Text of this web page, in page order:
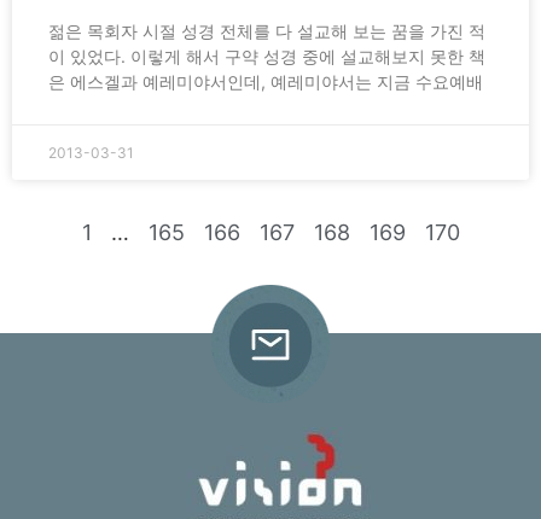
젊은 목회자 시절 성경 전체를 다 설교해 보는 꿈을 가진 적
이 있었다. 이렇게 해서 구약 성경 중에 설교해보지 못한 책
은 에스겔과 예레미야서인데, 예레미야서는 지금 수요예배
2013-03-31
1 … 165 166 167 168 169 170